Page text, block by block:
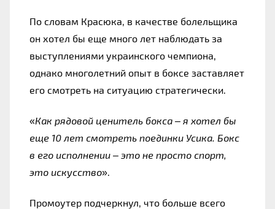
По словам Красюка, в качестве болельщика
он хотел бы еще много лет наблюдать за
выступлениями украинского чемпиона,
однако многолетний опыт в боксе заставляет
его смотреть на ситуацию стратегически.
«Как рядовой ценитель бокса – я хотел бы
еще 10 лет смотреть поединки Усика. Бокс
в его исполнении – это не просто спорт,
это искусство».
Промоутер подчеркнул, что больше всего